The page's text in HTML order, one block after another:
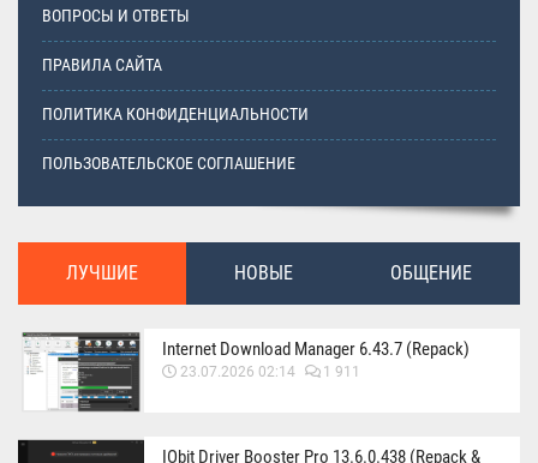
ВОПРОСЫ И ОТВЕТЫ
ПРАВИЛА САЙТА
ПОЛИТИКА КОНФИДЕНЦИАЛЬНОСТИ
ПОЛЬЗОВАТЕЛЬСКОЕ СОГЛАШЕНИЕ
ЛУЧШИЕ НОВЫЕ ОБЩЕНИЕ
Internet Download Manager 6.43.7 (Repack)
23.07.2026 02:14 1 911
IObit Driver Booster Pro 13.6.0.438 (Repack &